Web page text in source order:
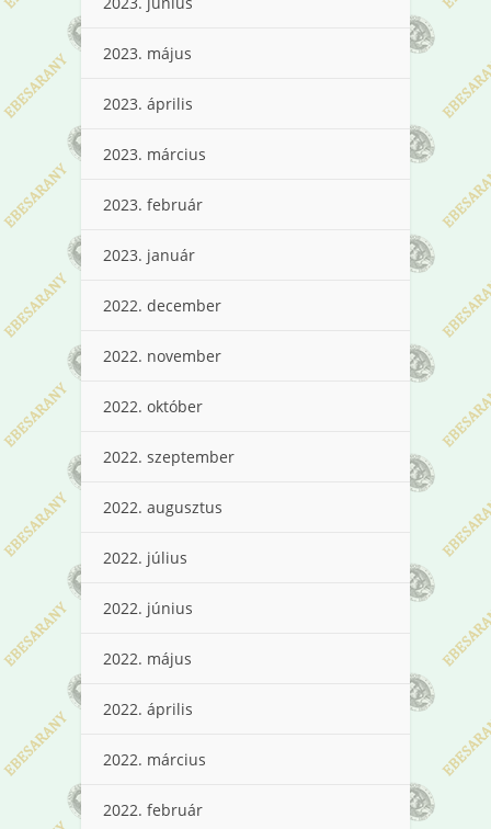
2023. május
2023. április
2023. március
2023. február
2023. január
2022. december
2022. november
2022. október
2022. szeptember
2022. augusztus
2022. július
2022. június
2022. május
2022. április
2022. március
2022. február